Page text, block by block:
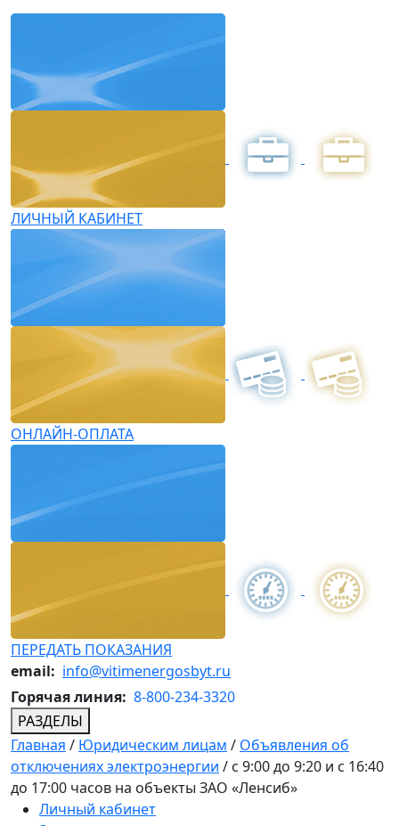
ЛИЧНЫЙ КАБИНЕТ
ОНЛАЙН-ОПЛАТА
ПЕРЕДАТЬ ПОКАЗАНИЯ
email: info@vitimenergosbyt.ru
Горячая линия: 8-800-234-3320
РАЗДЕЛЫ
Главная / Юридическим лицам / Объявления об
отключениях электроэнергии / с 9:00 до 9:20 и с 16:40
до 17:00 часов на объекты ЗАО «Ленсиб»
Личный кабинет